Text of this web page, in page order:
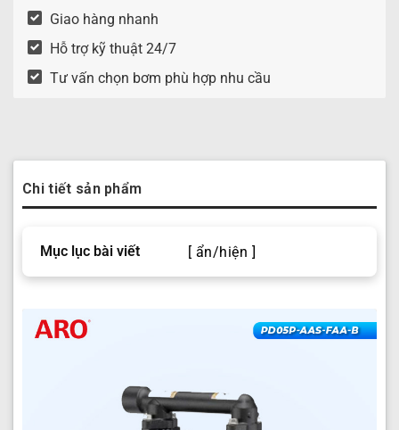
Giao hàng nhanh
Hỗ trợ kỹ thuật 24/7
Tư vấn chọn bơm phù hợp nhu cầu
Chi tiết sản phẩm
Mục lục bài viết [ ẩn/hiện ]